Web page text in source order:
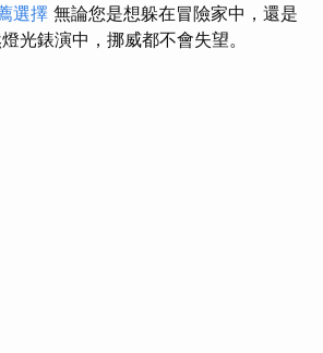
選擇 無論您是想躲在冒險家中，還是
光錶演中，挪威都不會失望。